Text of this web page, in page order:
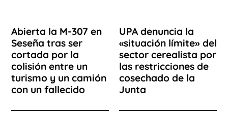
Abierta la M-307 en
Seseña tras ser
cortada por la
colisión entre un
turismo y un camión
con un fallecido
UPA denuncia la
«situación límite» del
sector cerealista por
las restricciones de
cosechado de la
Junta